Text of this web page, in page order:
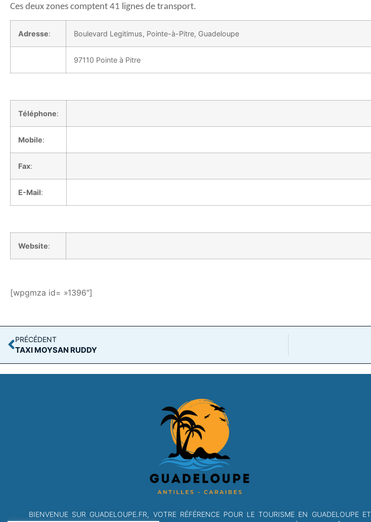
Ces deux zones comptent 41 lignes de transport.
Adresse: Boulevard Legitimus, Pointe-à-Pitre, Guadeloupe
97110 Pointe à Pitre
Téléphone:
Mobile:
Fax:
E-Mail:
Website:
[wpgmza id= »1396″]
PRÉCÉDENT
TAXI MOYSAN RUDDY
BIENVENUE SUR GUADELOUPE.FR, VOTRE RÉFÉRENCE POUR LE TOURISME EN GUADELOUPE ET